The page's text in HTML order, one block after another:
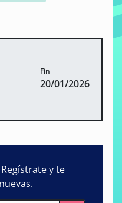
Fin
20/01/2026
y te